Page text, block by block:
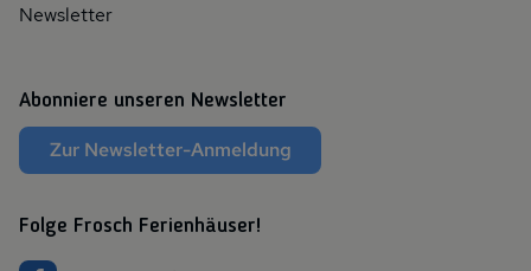
Newsletter
Abonniere unseren Newsletter
Zur Newsletter-Anmeldung
Folge Frosch Ferienhäuser!